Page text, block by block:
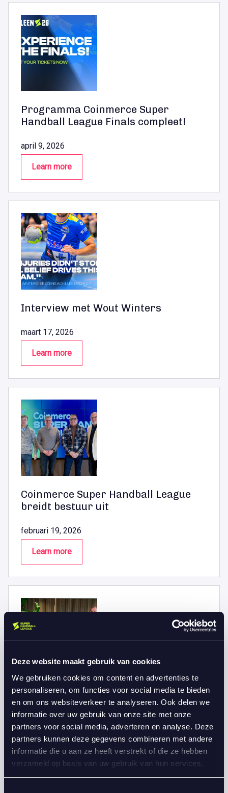
Deze website maakt gebruik van cookies
We gebruiken cookies om content en advertenties te
personaliseren, om functies voor social media te bieden
en om ons websiteverkeer te analyseren. Ook delen we
informatie over uw gebruik van onze site met onze
partners voor social media, adverteren en analyse. Deze
partners kunnen deze gegevens combineren met andere
informatie die u aan ze heeft verstrekt of die ze hebben
verzameld op basis van uw gebruik van hun services.
Programma Coinmerce Super
Handball League Finals compleet!
april 9, 2026
Learn more
Interview met Wout Winters
maart 17, 2026
Learn more
Coinmerce Super Handball League
breidt bestuur uit
februari 19, 2026
Learn more
Coinmerce nieuwe naam partner van
de Super Handball League
november 21, 2025
Learn more